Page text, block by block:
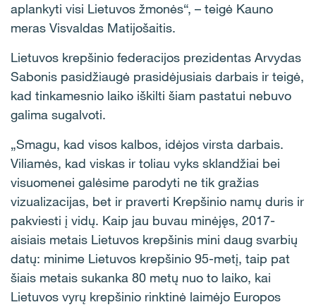
aplankyti visi Lietuvos žmonės“, – teigė Kauno
meras Visvaldas Matijošaitis.
Lietuvos krepšinio federacijos prezidentas Arvydas
Sabonis pasidžiaugė prasidėjusiais darbais ir teigė,
kad tinkamesnio laiko iškilti šiam pastatui nebuvo
galima sugalvoti.
„Smagu, kad visos kalbos, idėjos virsta darbais.
Viliamės, kad viskas ir toliau vyks sklandžiai bei
visuomenei galėsime parodyti ne tik gražias
vizualizacijas, bet ir praverti Krepšinio namų duris ir
pakviesti į vidų. Kaip jau buvau minėjęs, 2017-
aisiais metais Lietuvos krepšinis mini daug svarbių
datų: minime Lietuvos krepšinio 95-metį, taip pat
šiais metais sukanka 80 metų nuo to laiko, kai
Lietuvos vyrų krepšinio rinktinė laimėjo Europos